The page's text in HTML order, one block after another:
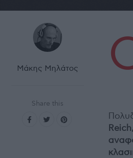
Μάκης Μηλάτος
Share this